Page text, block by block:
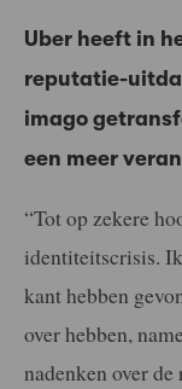
Uber heeft in
reputatie-
imago
een meer
“Tot op zekere
identiteitscrisis.
kant hebben
over hebben,
nadenken over